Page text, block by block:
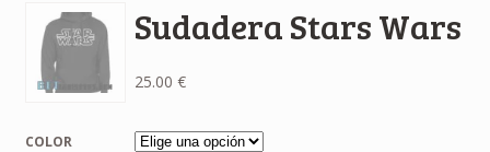
Sudadera Stars Wars
25.00€
COLOR